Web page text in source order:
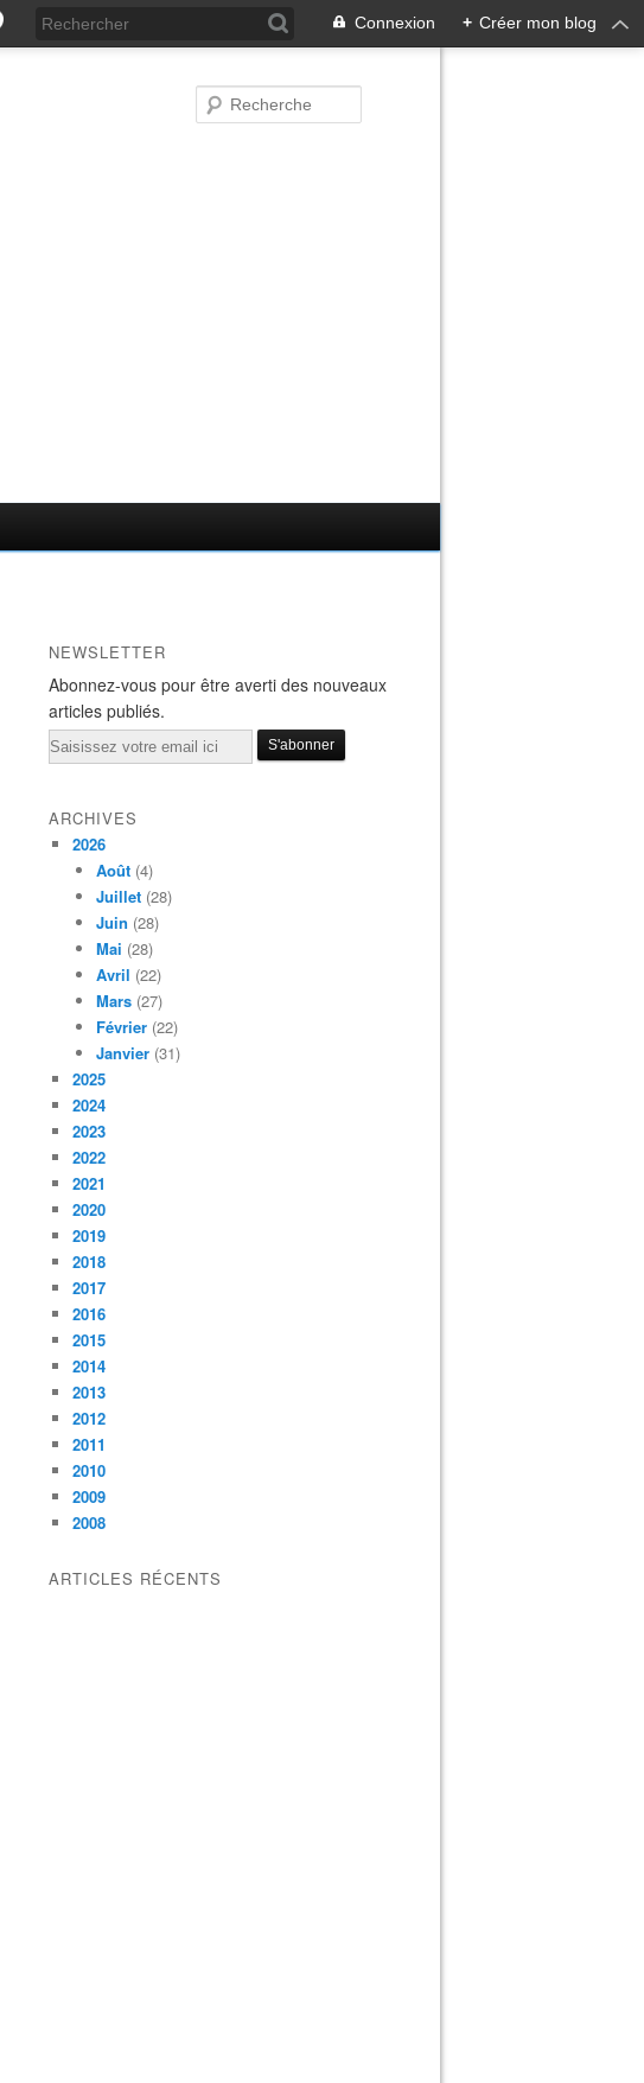
Connexion + Créer mon blog
NEWSLETTER
Abonnez-vous pour être averti des nouveaux
articles publiés.
Email
ARCHIVES
2026
Août (4)
Juillet (28)
Juin (28)
Mai (28)
Avril (22)
Mars (27)
Février (22)
Janvier (31)
2025
2024
2023
2022
2021
2020
2019
2018
2017
2016
2015
2014
2013
2012
2011
2010
2009
2008
ARTICLES RÉCENTS